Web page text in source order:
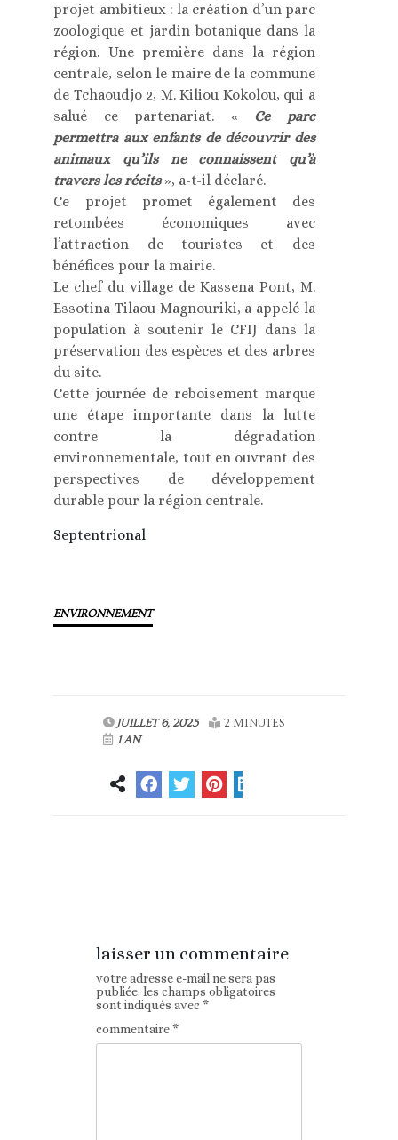
projet ambitieux : la création d’un parc
zoologique et jardin botanique dans la
région. Une première dans la région
centrale, selon le maire de la commune
de Tchaoudjo 2, M. Kiliou Kokolou, qui a
salué ce partenariat. « Ce parc
permettra aux enfants de découvrir des
animaux qu’ils ne connaissent qu’à
travers les récits», a-t-il déclaré.
Ce projet promet également des
retombées économiques avec
l’attraction de touristes et des
bénéfices pour la mairie.
Le chef du village de Kassena Pont, M.
Essotina Tilaou Magnouriki, a appelé la
population à soutenir le CFIJ dans la
préservation des espèces et des arbres
du site.
Cette journée de reboisement marque
une étape importante dans la lutte
contre la dégradation
environnementale, tout en ouvrant des
perspectives de développement
durable pour la région centrale.
Septentrional
ENVIRONNEMENT
JUILLET 6, 2025
2 MINUTES
1 AN
laisser un commentaire
votre adresse e-mail ne sera pas
publiée. les champs obligatoires
sont indiqués avec*
commentaire*